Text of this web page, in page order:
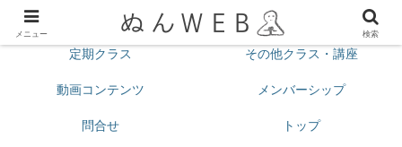
プロフィール 今月の予定
定期クラス その他クラス・講座
動画コンテンツ メンバーシップ
問合せ トップ
メニュー 検索